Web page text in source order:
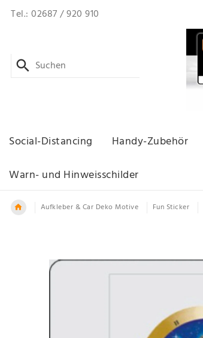
Tel.: 02687 / 920 910
Social-Distancing Handy-Zubehör
Warn- und Hinweisschilder
Aufkleber & Car Deko Motive Fun Sticker